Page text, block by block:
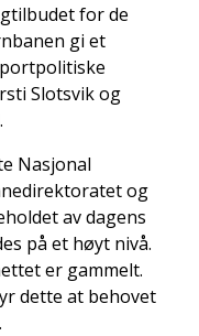
for de
gi et
Slotsvik og
Nasjonal
og
av dagens
på et høyt nivå.
er gammelt.
dette at behovet